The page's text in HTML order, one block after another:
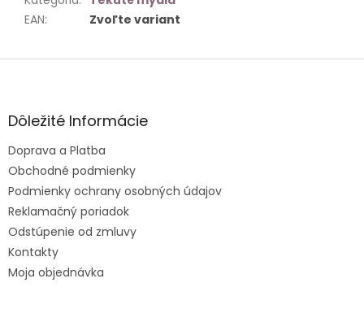
EAN: Zvoľte variant
Z
ä
e
Dôležité Informácie
Doprava a Platba
Obchodné podmienky
Podmienky ochrany osobných údajov
Reklamačný poriadok
Odstúpenie od zmluvy
Kontakty
Moja objednávka